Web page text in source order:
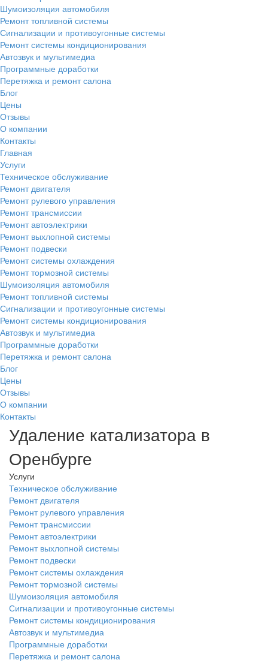
Шумоизоляция автомобиля
Ремонт топливной системы
Сигнализации и противоугонные системы
Ремонт системы кондиционирования
Автозвук и мультимедиа
Программные доработки
Перетяжка и ремонт салона
Блог
Цены
Отзывы
О компании
Контакты
Главная
Услуги
Техническое обслуживание
Ремонт двигателя
Ремонт рулевого управления
Ремонт трансмиссии
Ремонт автоэлектрики
Ремонт выхлопной системы
Ремонт подвески
Ремонт системы охлаждения
Ремонт тормозной системы
Шумоизоляция автомобиля
Ремонт топливной системы
Сигнализации и противоугонные системы
Ремонт системы кондиционирования
Автозвук и мультимедиа
Программные доработки
Перетяжка и ремонт салона
Блог
Цены
Отзывы
О компании
Контакты
Удаление катализатора в
Оренбурге
Услуги
Техническое обслуживание
Ремонт двигателя
Ремонт рулевого управления
Ремонт трансмиссии
Ремонт автоэлектрики
Ремонт выхлопной системы
Ремонт подвески
Ремонт системы охлаждения
Ремонт тормозной системы
Шумоизоляция автомобиля
Сигнализации и противоугонные системы
Ремонт системы кондиционирования
Автозвук и мультимедиа
Программные доработки
Перетяжка и ремонт салона